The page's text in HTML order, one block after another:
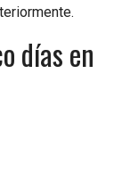
días en